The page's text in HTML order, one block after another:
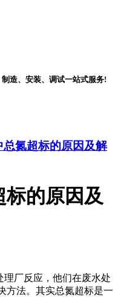
造、安装、调试一站式服务!
总氮超标的原因及解
的原因及
厂反应，他们在废水处
方法。其实总氮超标是一